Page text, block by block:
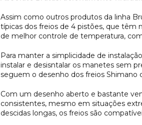
Assim como outros produtos da linha
típicas dos freios de 4 pistões, que têm
de melhor controle de temperatura,
Para manter a simplicidade de
instalar e desisntalar os manetes sem
seguem o desenho dos freios Shimano
Com um desenho aberto e bastante
consistentes, mesmo em situações
descidas longas, os freios são